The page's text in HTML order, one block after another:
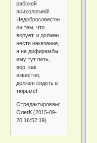
рабской
психологией!
Недобросовестный
он тем, что
ворует, и должен
нести наказание,
а не дифирамбы
ему тут петь,
вор, как
известно,
должен сидеть в
тюрьме!
Отредактировано
ОлегК (2015-09-
20 16:52:19)